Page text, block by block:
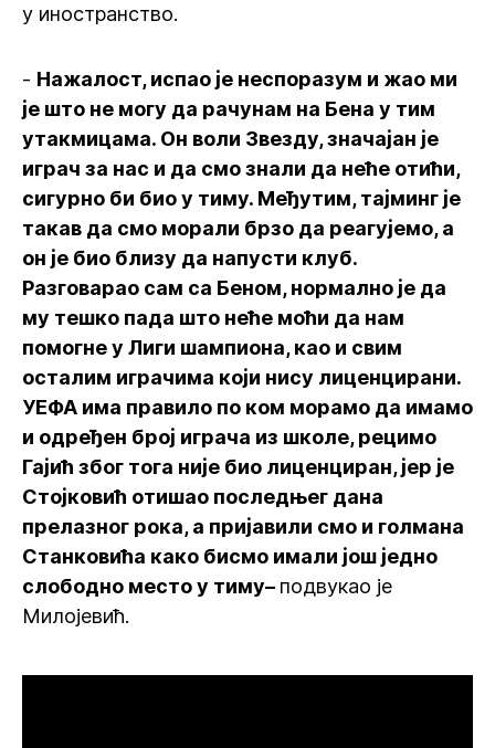
у иностранство.
- Нажалост, испао је неспоразум и жао ми
је што не могу да рачунам на Бена у тим
утакмицама. Он воли Звезду, значајан је
играч за нас и да смо знали да неће отићи,
сигурно би био у тиму. Међутим, тајминг је
такав да смо морали брзо да реагујемо, а
он је био близу да напусти клуб.
Разговарао сам са Беном, нормално је да
му тешко пада што неће моћи да нам
помогне у Лиги шампиона, као и свим
осталим играчима који нису лиценцирани.
УЕФА има правило по ком морамо да имамо
и одређен број играча из школе, рецимо
Гајић због тога није био лиценциран, јер је
Стојковић отишао последњег дана
прелазног рока, а пријавили смо и голмана
Станковића како бисмо имали још једно
слободно место у тиму– подвукао је
Милојевић.